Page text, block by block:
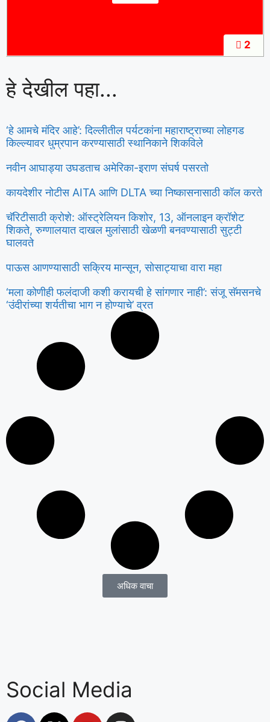
2
हे देखील पहा...
‘हे आमचे मंदिर आहे’: दिल्लीतील पर्यटकांना महाराष्ट्राच्या लोहगड
किल्ल्यावर धुम्रपान करण्यासाठी स्थानिकाने शिकविले
नवीन आघाड्या उघडताच अमेरिका-इराण संघर्ष पसरतो
कायदेशीर नोटीस AITA आणि DLTA च्या निष्कासनासाठी कॉल करते
चॅरिटीसाठी क्रोशे: ऑस्ट्रेलियन किशोर, 13, ऑनलाइन क्रॉशेट
शिकते, रुग्णालयात दाखल मुलांसाठी खेळणी बनवण्यासाठी सुट्टी
घालवते
पाऊस आणण्यासाठी सक्रिय मान्सून, सोसाट्याचा वारा महा
‘मला कोणीही फलंदाजी कशी करायची हे सांगणार नाही’: संजू सॅमसनचे
‘उंदीरांच्या शर्यतीचा भाग न होण्याचे’ व्रत
अधिक वाचा
Social Media